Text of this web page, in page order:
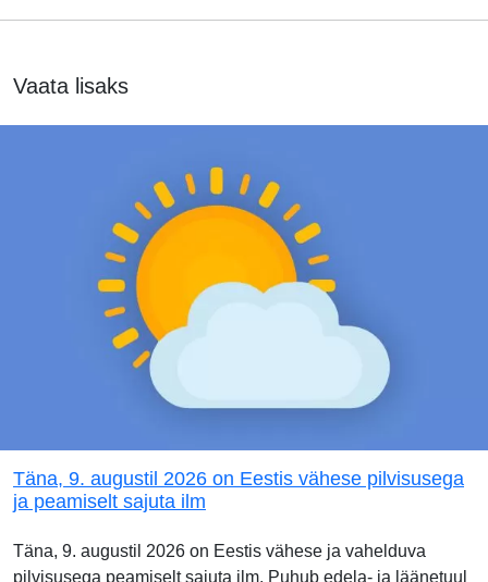
Vaata lisaks
Täna, 9. augustil 2026 on Eestis vähese pilvisusega
ja peamiselt sajuta ilm
Täna, 9. augustil 2026 on Eestis vähese ja vahelduva
pilvisusega peamiselt sajuta ilm. Puhub edela- ja läänetuul